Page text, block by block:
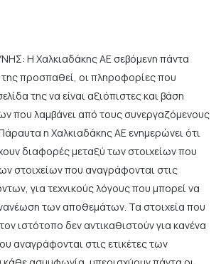
Η Χαλκιαδάκης ΑΕ σεβόμενη πάντα
προσπαθεί, οι πληροφορίες που
της να είναι αξιόπιστες και βάση
που λαμβάνει από τους συνεργαζόμενους
η Χαλκιαδάκης ΑΕ ενημερώνει ότι
διαφορές μεταξύ των στοιχείων που
στοιχείων που αναγράφονται στις
για τεχνικούς λόγους που μπορεί να
των αποθεμάτων. Τα στοιχεία που
ιστότοπο δεν αντικαθιστούν για κανένα
αναγράφονται στις ετικέτες των